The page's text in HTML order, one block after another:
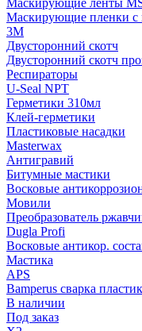
Маскирующие ленты
Маскирующие пленки с
3M
Двусторонний скотч
Двусторонний скотч
Респираторы
U-Seal NPT
Герметики 310мл
Клей-герметики
Пластиковые насадки
Masterwax
Антигравий
Битумные мастики
Восковые
Мовили
Преобразователь
Dugla Profi
Восковые антикор.
Мастика
APS
Bamperus сварка
В наличии
Под заказ